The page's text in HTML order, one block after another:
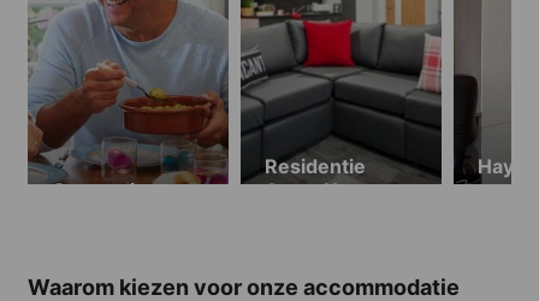
Gastgezin
Residentie
Arran House
Waarom kiezen voor onze accommodatie